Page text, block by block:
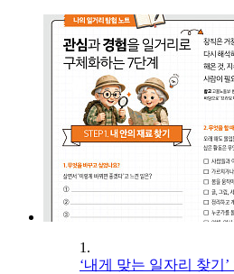
1.
‘내게 맞는 일자리 찾기